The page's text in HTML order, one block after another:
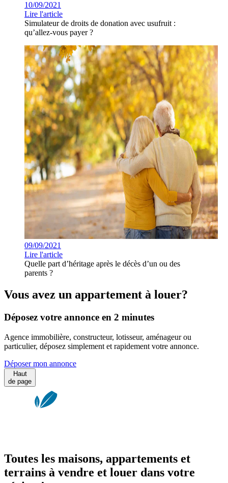
10/09/2021
Lire l'article
Simulateur de droits de donation avec usufruit :
qu’allez-vous payer ?
09/09/2021
Lire l'article
Quelle part d’héritage après le décès d’un ou des
parents ?
Vous avez un appartement à louer?
Déposez votre annonce en 2 minutes
Agence immobilière, constructeur, lotisseur, aménageur ou
particulier, déposez simplement et rapidement votre annonce.
Déposer mon annonce
Haut
de page
Toutes les maisons, appartements et
terrains à vendre et louer dans votre